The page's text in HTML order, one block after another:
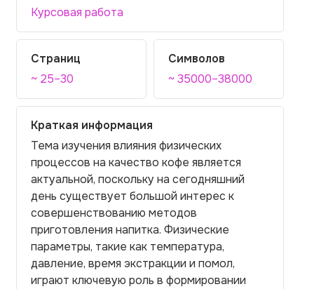
Курсовая работа
Страниц
~ 25–30
Символов
~ 35000–38000
Краткая информация
Тема изучения влияния физических
процессов на качество кофе является
актуальной, поскольку на сегодняшний
день существует большой интерес к
совершенствованию методов
приготовления напитка. Физические
параметры, такие как температура,
давление, время экстракции и помол,
играют ключевую роль в формировании